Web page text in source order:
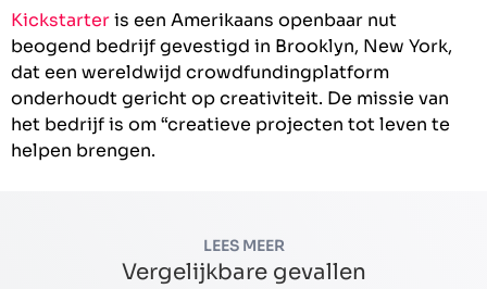
Kickstarteris een Amerikaans openbaar nut
beogend bedrijf gevestigd in Brooklyn, New York,
dat een wereldwijd crowdfundingplatform
onderhoudt gericht op creativiteit. De missie van
het bedrijf is om “creatieve projecten tot leven te
helpen brengen.
LEES MEER
Vergelijkbare gevallen